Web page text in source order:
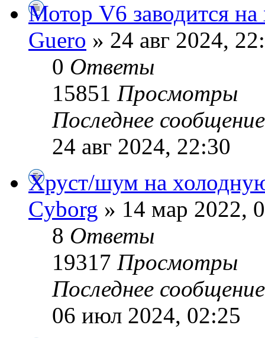
Мотор V6 заводится
Guero » 24 авг 2024,
0 Ответы
15851 Просмотры
Последнее
24 авг 2024, 22:30
Хруст/шум на
Cyborg » 14 мар 2022,
8 Ответы
19317 Просмотры
Последнее
06 июл 2024, 02:25